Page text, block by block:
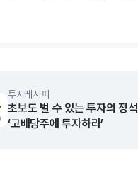
투자레시피
초보도 벌 수 있는 투자의 정석
‘고배당주에 투자하라’